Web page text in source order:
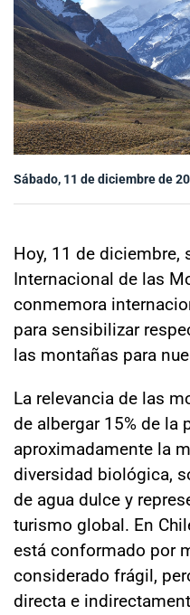
Sala de prensa
modo claro
Sábado, 11 de diciembre de
Hoy, 11 de diciembre,
Internacional de las
conmemora
para sensibilizar
las montañas para
La relevancia de las
de albergar 15% de la
aproximadamente la
diversidad biológica,
de agua dulce y
turismo global. En
está conformado por
considerado frágil,
directa e